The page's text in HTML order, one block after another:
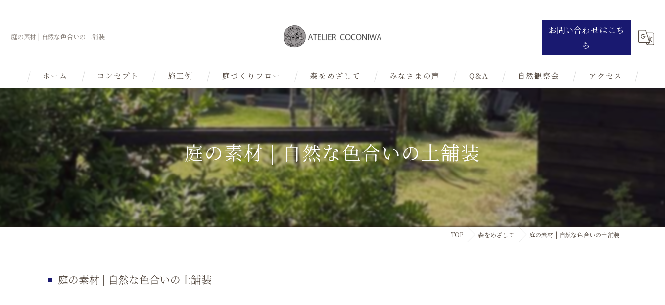
庭の素材 | 自然な色合いの土舗装
お問い合わせはこち
ら
ホーム コンセプト
理念
自然の庭へ
在来種の庭
庭で自然観察
庭を育てる
施工例 庭づくりフロー
デザイナー
森をめざして みなさまの声 Q&A 自然観察会 アクセス
庭の素材 | 自然な色合いの土舗装
TOP 森をめざして 庭の素材 | 自然な色合いの土舗装
庭の素材 | 自然な色合いの土舗装